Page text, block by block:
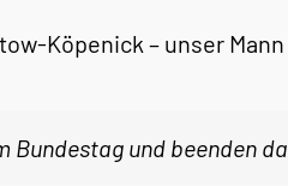
Köpenick – unser
Bundestag und beenden